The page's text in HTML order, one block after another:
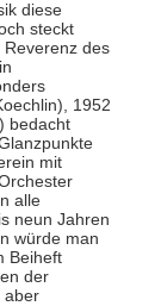
diese
steckt
des
1952
bedacht
mit
alle
neun Jahren
würde man
Beiheft
der
aber